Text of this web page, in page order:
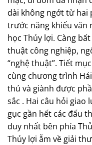
dài không ngớt từ hai
trước năng khiếu văn
học Thủy lợi. Càng
thuật công nghiệp,
“nghệ thuật”. Tiết
cùng chương trình
thú và giành được
sắc . Hai câu hỏi giao
gục gần hết các đấu
duy nhất bên phía
Thủy lợi ẵm về giải